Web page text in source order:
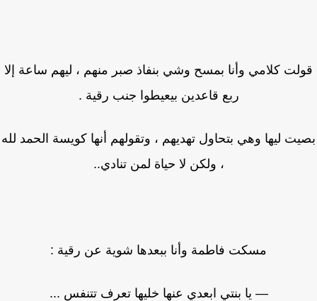
كلامي وأنا بمسح وشي بنفاذ صبر منهم ، ليهم ساعة إلا
ربع قاعدين بيعيطوا جنب رقية .
ليها وهي بتحاول تهديهم ، وتقولهم أنها كويسة الحمد لله
، ولكن لا حياة لمن تنادي..
مسكت فاطمة وأنا ببعدها شوية عن رقية :
— يا بنتي ابعدي عنها خليها تعرف تتنفس ...